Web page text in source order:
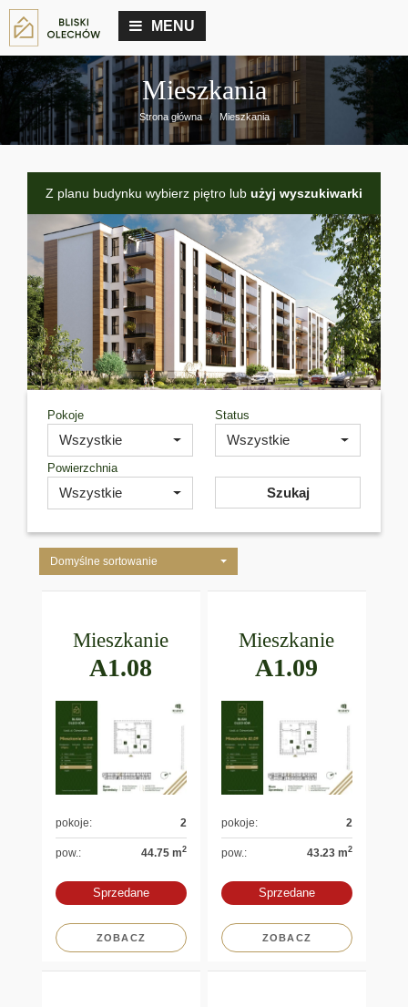
MENU
Mieszkania
Strona główna Mieszkania
Z planu budynku wybierz piętro lub użyj wyszukiwarki
Pokoje
Wszystkie
Status
Wszystkie
Powierzchnia
Wszystkie Szukaj
Domyślne sortowanie
Mieszkanie
A1.08
pokoje: 2
pow.: 44.75 m2
Sprzedane
ZOBACZ
Mieszkanie
A1.09
pokoje: 2
pow.: 43.23 m2
Sprzedane
ZOBACZ